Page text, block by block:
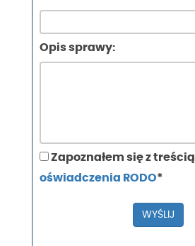
Opis sprawy:
Zapoznałem się z treścią
oświadczenia RODO*
WYŚLIJ